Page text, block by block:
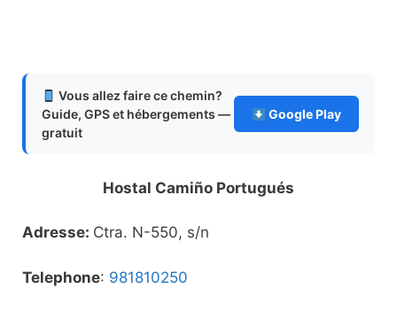
Vous allez faire ce chemin?
Guide, GPS et hébergements —
gratuit
Google Play
Hostal Camiño Portugués
Adresse: Ctra. N-550, s/n
Telephone: 981810250